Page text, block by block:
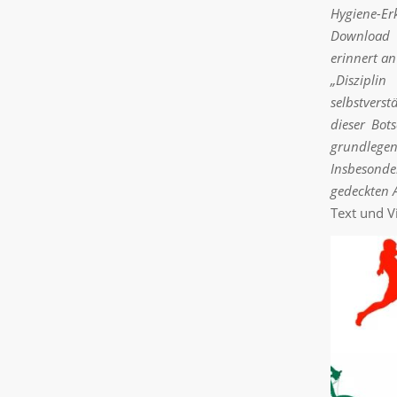
Hygiene-
erinnert
dieser
gedeckten
Text und